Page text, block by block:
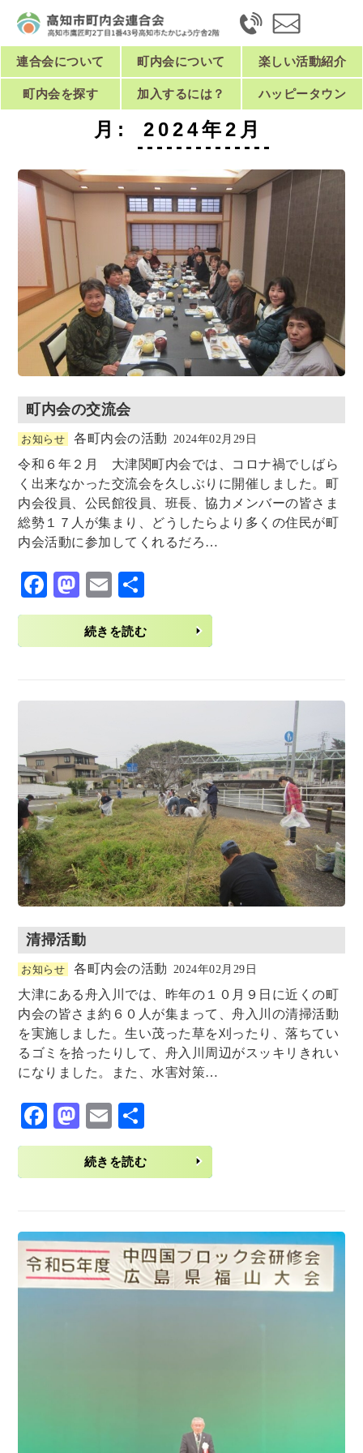
連合会について 町内会について 楽しい活動紹介
町内会を探す 加入するには？ ハッピータウン
月: 2024年2月
町内会の交流会
お知らせ 各町内会の活動 2024年02月29日
令和６年２月 大津関町内会では、コロナ禍でしばら
く出来なかった交流会を久しぶりに開催しました。町
内会役員、公民館役員、班長、協力メンバーの皆さま
総勢１７人が集まり、どうしたらより多くの住民が町
内会活動に参加してくれるだろ…
F
ac
M
as
to
E
m
ai
有
続きを読む
清掃活動
お知らせ 各町内会の活動 2024年02月29日
大津にある舟入川では、昨年の１０月９日に近くの町
内会の皆さま約６０人が集まって、舟入川の清掃活動
を実施しました。生い茂った草を刈ったり、落ちてい
るゴミを拾ったりして、舟入川周辺がスッキリきれい
になりました。また、水害対策…
F
ac
k
M
as
to
n
E
m
ai
有
続きを読む